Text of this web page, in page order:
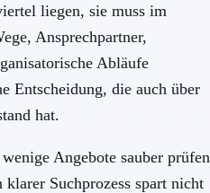
liegen, sie muss im
Ansprechpartner,
Abläufe
Entscheidung, die auch über
hat.
Angebote sauber prüfen
Suchprozess spart nicht